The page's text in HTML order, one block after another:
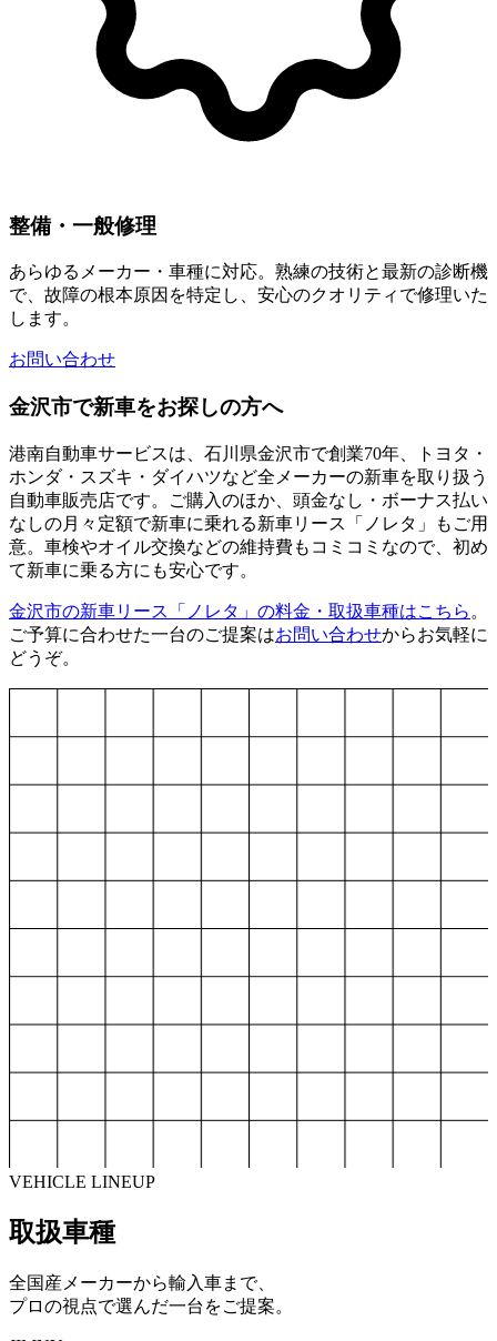
整備・一般修理
あらゆるメーカー・車種に対応。熟練の技術と最新の診断機
で、故障の根本原因を特定し、安心のクオリティで修理いた
します。
お問い合わせ
金沢市で新車をお探しの方へ
港南自動車サービスは、石川県金沢市で創業70年、トヨタ・
ホンダ・スズキ・ダイハツなど全メーカーの新車を取り扱う
自動車販売店です。ご購入のほか、頭金なし・ボーナス払い
なしの月々定額で新車に乗れる新車リース「ノレタ」もご用
意。車検やオイル交換などの維持費もコミコミなので、初め
て新車に乗る方にも安心です。
金沢市の新車リース「ノレタ」の料金・取扱車種はこちら 。
ご予算に合わせた一台のご提案はお問い合わせからお気軽に
どうぞ。
VEHICLE LINEUP
取扱車種
全国産メーカーから輸入車まで、
プロの視点で選んだ一台をご提案。